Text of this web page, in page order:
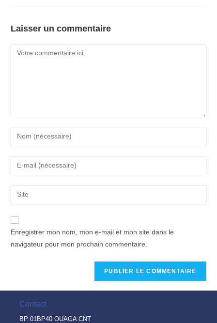
Laisser un commentaire
Enregistrer mon nom, mon e-mail et mon site dans le
navigateur pour mon prochain commentaire.
Contact
BP:01BP40 OUAGA CNT